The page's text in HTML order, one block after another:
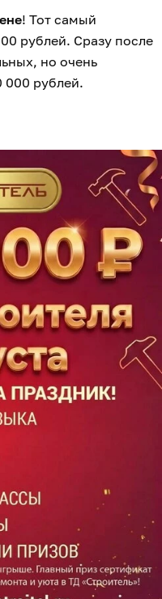
! Тот самый
рублей. Сразу после
но очень
000 рублей.